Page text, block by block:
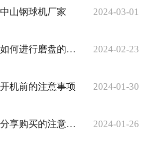
人才招聘
山钢球机厂家 2024-03-01
中山双盘研磨机如何进行磨盘的修复 2024-02-23
机前的注意事项 2024-01-30
中山钢球机厂家分享购买的注意事项 2024-01-26